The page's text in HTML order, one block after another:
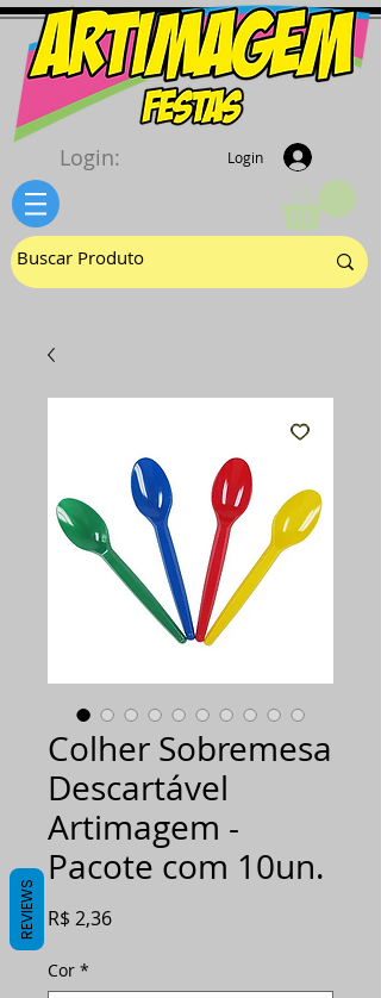
Login
Login:
Colher Sobremesa
Descartável
Artimagem -
Pacote com 10un.
R$ 2,36Preço
Cor *
REVIEWS